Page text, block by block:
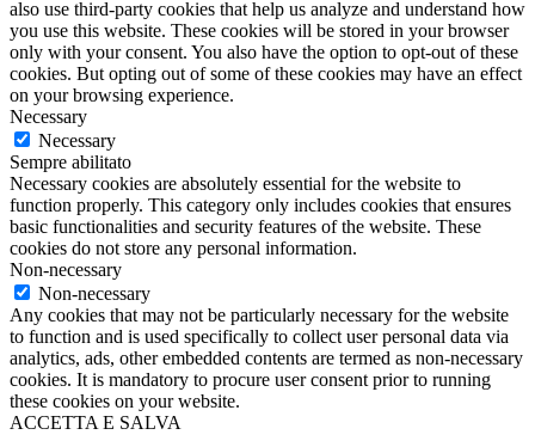
also use third-party cookies that help us analyze and understand how
you use this website. These cookies will be stored in your browser
only with your consent. You also have the option to opt-out of these
cookies. But opting out of some of these cookies may have an effect
on your browsing experience.
Necessary
Necessary
Sempre abilitato
Necessary cookies are absolutely essential for the website to
function properly. This category only includes cookies that ensures
basic functionalities and security features of the website. These
cookies do not store any personal information.
Non-necessary
Non-necessary
Any cookies that may not be particularly necessary for the website
to function and is used specifically to collect user personal data via
analytics, ads, other embedded contents are termed as non-necessary
cookies. It is mandatory to procure user consent prior to running
these cookies on your website.
ACCETTA E SALVA